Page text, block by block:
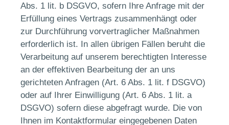
Abs. 1 lit. b DSGVO, sofern Ihre Anfrage mit der
Erfüllung eines Vertrags zusammenhängt oder
zur Durchführung vorvertraglicher Maßnahmen
erforderlich ist. In allen übrigen Fällen beruht die
Verarbeitung auf unserem berechtigten Interesse
an der effektiven Bearbeitung der an uns
gerichteten Anfragen (Art. 6 Abs. 1 lit. f DSGVO)
oder auf Ihrer Einwilligung (Art. 6 Abs. 1 lit. a
DSGVO) sofern diese abgefragt wurde. Die von
Ihnen im Kontaktformular eingegebenen Daten